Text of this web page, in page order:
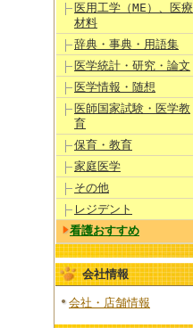
医用工学（ME）、医療
材料
辞典・事典・用語集
医学統計・研究・論文
医学情報・随想
医師国家試験・医学教
育
保育・教育
家庭医学
その他
レジデント
看護おすすめ
会社情報
会社・店舗情報